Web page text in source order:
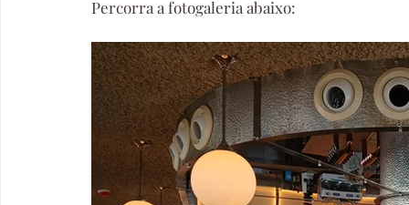
Percorra a fotogaleria abaixo: